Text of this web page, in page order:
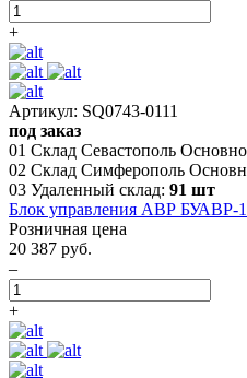
+
Артикул: SQ0743-0111
под заказ
01 Склад Севастополь
02 Склад Симферополь
03 Удаленный склад: 91 шт
Блок управления АВР
Розничная цена
20 387 руб.
–
+